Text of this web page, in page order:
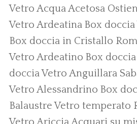
Vetro Acqua Acetosa
Vetro Ardeatina Box
Box doccia in Cristallo
Vetro Ardeatino Box
doccia Vetro Anguillara
Vetro Alessandrino Box
Balaustre Vetro temperato